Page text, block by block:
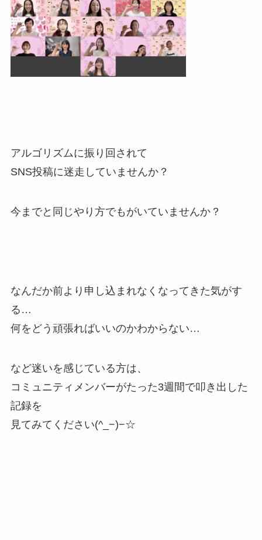
アルゴリズムに振り回されて
SNS投稿に迷走していませんか？
今までと同じやり方でもがいていませんか？
なんだか前より申し込まれなくなってきた気がす
る…
何をどう頑張ればいいのかわからない…
など迷いを感じている方は、
コミュニティメンバーがたった3週間で叩き出した
記録を
見てみてください(^_−)−☆